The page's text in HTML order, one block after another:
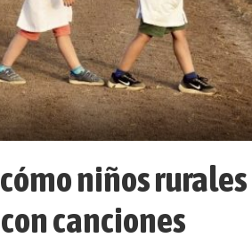
niños rurales
canciones